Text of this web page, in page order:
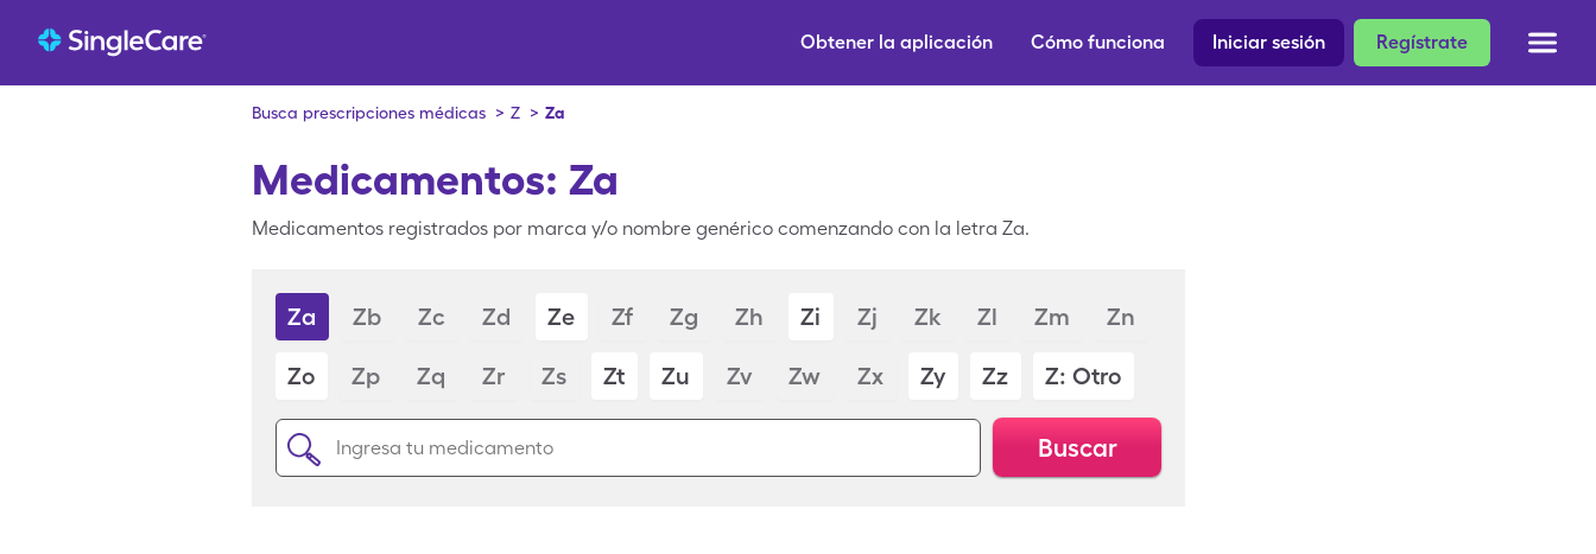
Regístrate
Iniciar sesión
Cómo funciona
Obtener la aplicación
Busca prescripciones médicas > Z > Za
Medicamentos: Za
Medicamentos registrados por marca y/o nombre genérico comenzando con la letra Za.
Za Zb Zc Zd Ze Zf Zg Zh Zi Zj Zk Zl Zm Zn
Zo Zp Zq Zr Zs Zt Zu Zv Zw Zx Zy Zz Z: Otro
Buscar